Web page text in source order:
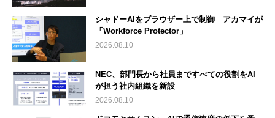
シャドーAIをブラウザー上で制御 アカマイが
「Workforce Protector」
2026.08.10
NEC、部門長から社員まですべての役割をAI
が担う社内組織を新設
2026.08.10